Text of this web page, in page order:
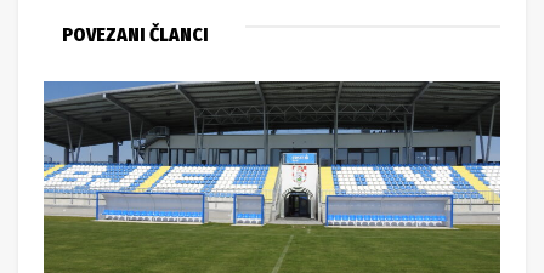
POVEZANI ČLANCI